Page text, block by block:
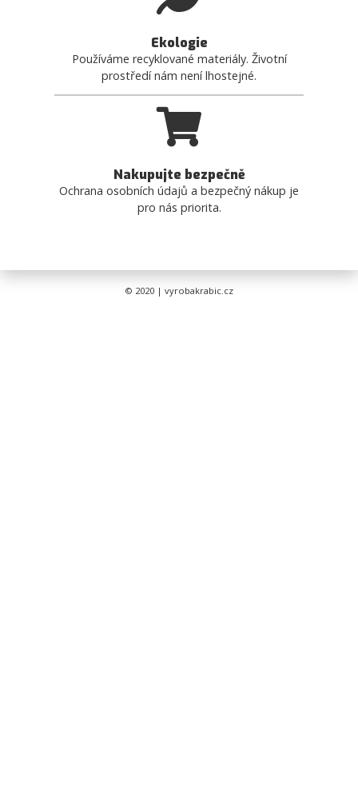
Ekologie
Používáme recyklované materiály. Životní
prostředí nám není lhostejné.
Nakupujte bezpečně
Ochrana osobních údajů a bezpečný nákup je
pro nás priorita.
© 2020 | vyrobakrabic.cz